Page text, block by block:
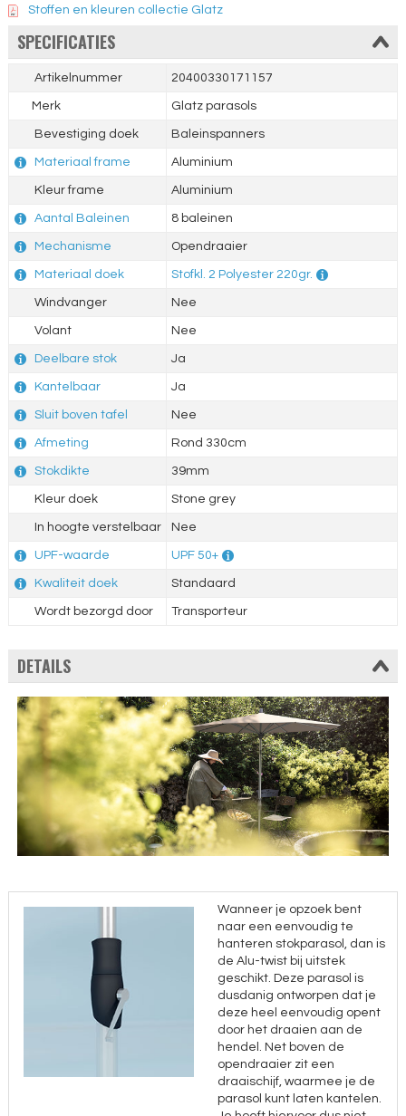
Stoffen en kleuren collectie Glatz
SPECIFICATIES
Artikelnummer 20400330171157
Merk Glatz parasols
Bevestiging doek Baleinspanners
Materiaal frame Aluminium
Kleur frame Aluminium
Aantal Baleinen 8 baleinen
Mechanisme Opendraaier
Materiaal doek Stofkl. 2 Polyester 220gr.
Windvanger Nee
Volant Nee
Deelbare stok Ja
Kantelbaar Ja
Sluit boven tafel Nee
Afmeting Rond 330cm
Stokdikte 39mm
Kleur doek Stone grey
In hoogte verstelbaar Nee
UPF-waarde UPF 50+
Kwaliteit doek Standaard
Wordt bezorgd door Transporteur
DETAILS
Wanneer je opzoek bent
naar een eenvoudig te
hanteren stokparasol, dan is
de Alu-twist bij uitstek
geschikt. Deze parasol is
dusdanig ontworpen dat je
deze heel eenvoudig opent
door het draaien aan de
hendel. Net boven de
opendraaier zit een
draaischijf, waarmee je de
parasol kunt laten kantelen.